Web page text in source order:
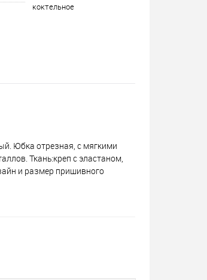
коктельное
Юбка отрезная, с мягкими
Ткань:креп с эластаном,
и размер пришивного